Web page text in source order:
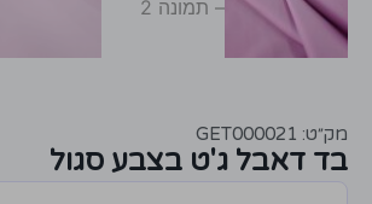
מק״ט: GET000021
בד דאבל ג'ט בצבע סגול